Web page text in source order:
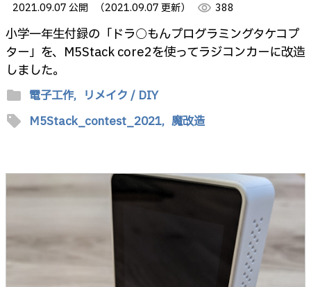
2021.09.07 公開
（2021.09.07 更新） visibility 388
小学一年生付録の「ドラ○もんプログラミングタケコプ
ター」を、M5Stack core2を使ってラジコンカーに改造
しました。
folder 電子工作, リメイク / DIY
sell M5Stack_contest_2021, 魔改造